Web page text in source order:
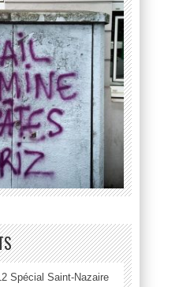
Spécial Saint-Nazaire